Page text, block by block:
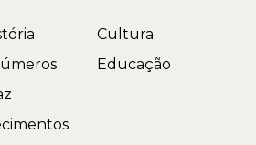
Cultura
Educação